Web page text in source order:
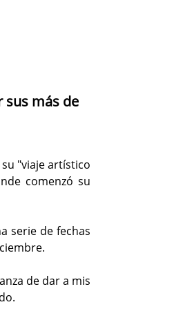
sus más de
"viaje artístico
comenzó su
serie de fechas
de dar a mis